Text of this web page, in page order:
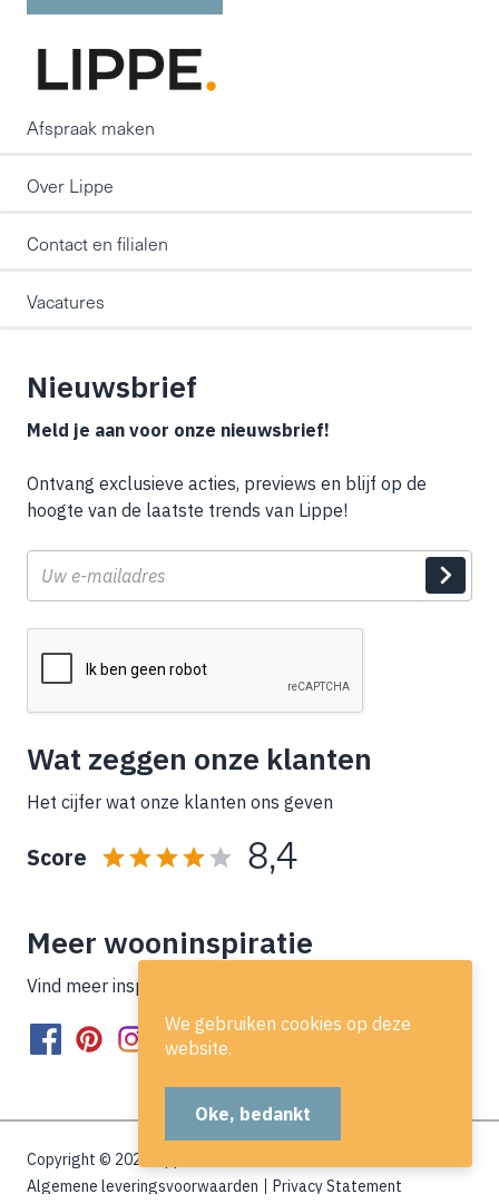
We gebruiken cookies op deze
website.
Oke, bedankt
Afspraak maken
Over Lippe
Contact en filialen
Vacatures
Nieuwsbrief
Meld je aan voor onze nieuwsbrief!
Ontvang exclusieve acties, previews en blijf op de
hoogte van de laatste trends van Lippe!
E-
mail
Wat zeggen onze klanten
Het cijfer wat onze klanten ons geven
Score 8,4
Meer wooninspiratie
Vind meer inspiratie op onze socials!
Copyright © 2026 Lippe Wonen
Algemene leveringsvoorwaarden
Privacy Statement